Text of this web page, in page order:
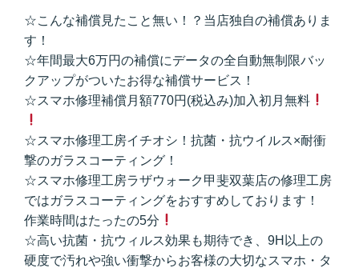
☆こんな補償見たこと無い！？当店独自の補償ありま
す！
☆年間最大6万円の補償にデータの全自動無制限バッ
クアップがついたお得な補償サービス！
☆スマホ修理補償月額770円(税込み)加入初月無料
☆スマホ修理工房イチオシ！抗菌・抗ウイルス×耐衝
撃のガラスコーティング！
☆スマホ修理工房ラザウォーク甲斐双葉店の修理工房
ではガラスコーティングをおすすめしております！
作業時間はたったの5分
☆高い抗菌・抗ウィルス効果も期待でき、9H以上の
硬度で汚れや強い衝撃からお客様の大切なスマホ・タ